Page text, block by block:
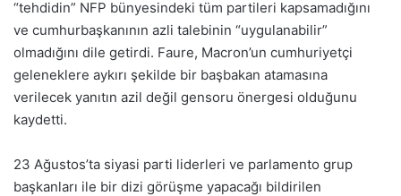
“tehdidin” NFP bünyesindeki tüm partileri kapsamadığını
ve cumhurbaşkanının azli talebinin “uygulanabilir”
olmadığını dile getirdi. Faure, Macron’un cumhuriyetçi
geleneklere aykırı şekilde bir başbakan atamasına
verilecek yanıtın azil değil gensoru önergesi olduğunu
kaydetti.
23 Ağustos’ta siyasi parti liderleri ve parlamento grup
başkanları ile bir dizi görüşme yapacağı bildirilen